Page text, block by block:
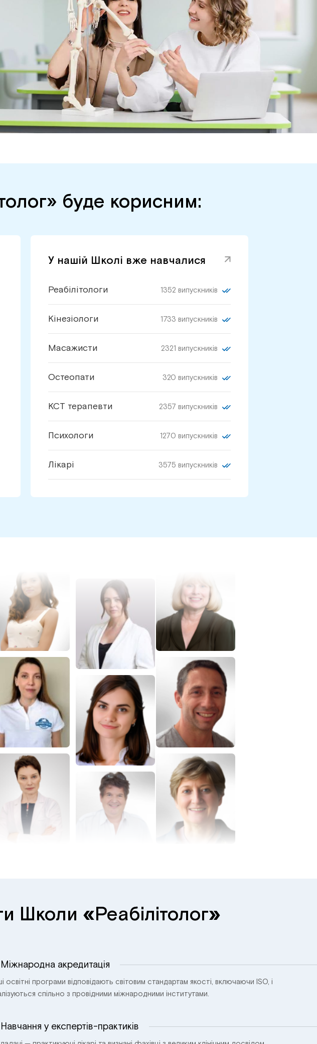
буде корисним:
У нашій Школі вже навчалися
Реабілітологи 1352 випускників
Кінезіологи 1733 випускників
Масажисти 2321 випускників
Остеопати 320 випускників
КСТ терапевти 2357 випускників
Психологи 1270 випускників
Лікарі 3575 випускників
Школи «Реабілітолог»
акредитація
освітні програми відповідають світовим стандартам якості, включаючи ISO, і
спільно з провідними міжнародними інститутами.
у експертів-практиків